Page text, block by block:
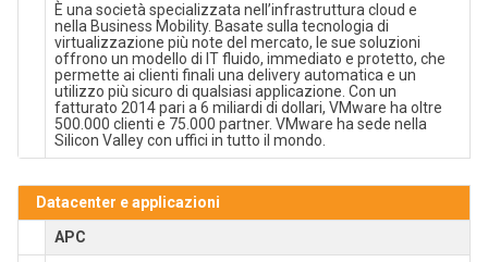
È una società specializzata nell’infrastruttura cloud e
nella Business Mobility. Basate sulla tecnologia di
virtualizzazione più note del mercato, le sue soluzioni
offrono un modello di IT fluido, immediato e protetto, che
permette ai clienti finali una delivery automatica e un
utilizzo più sicuro di qualsiasi applicazione. Con un
fatturato 2014 pari a 6 miliardi di dollari, VMware ha oltre
500.000 clienti e 75.000 partner. VMware ha sede nella
Silicon Valley con uffici in tutto il mondo.
Datacenter e applicazioni
APC